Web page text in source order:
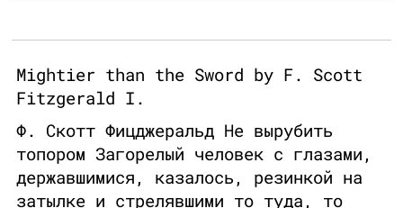
Mightier than the Sword by F. Scott
Fitzgerald I.
Ф. Скотт Фицджеральд Не вырубить
топором Загорелый человек с глазами,
державшимися, казалось, резинкой на
затылке и стрелявшими то туда, то